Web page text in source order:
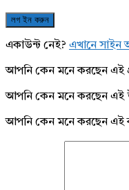
একাউন্ট নেই? এখানে
আপনি কেন মনে করছেন এই
আপনি কেন মনে করছেন এই
আপনি কেন মনে করছেন এই